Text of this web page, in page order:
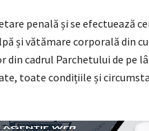
penală și se efectuează
și vătămare corporală din
din cadrul Parchetului de pe
toate condițiile și